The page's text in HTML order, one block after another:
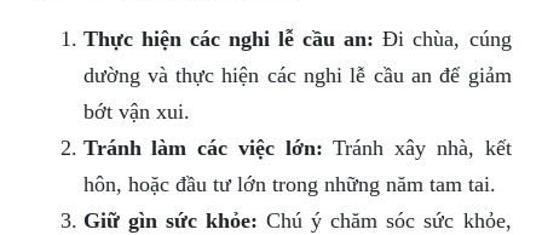
Thực hiện các nghi lễ cầu an: Đi chùa, cúng
dường và thực hiện các nghi lễ cầu an để giảm
bớt vận xui.
Tránh làm các việc lớn: Tránh xây nhà, kết
hôn, hoặc đầu tư lớn trong những năm tam tai.
Giữ gìn sức khỏe: Chú ý chăm sóc sức khỏe,